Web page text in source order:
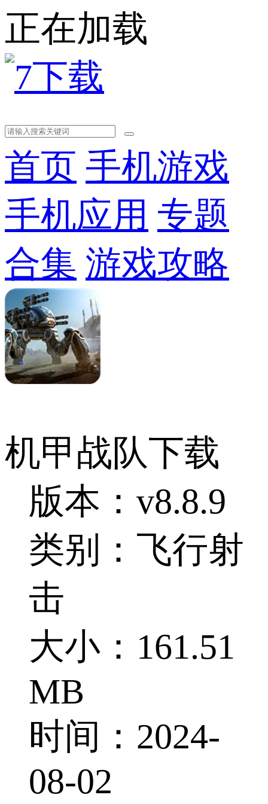
正在加载
首页 手机游戏
手机应用 专题
合集 游戏攻略
机甲战队下载
版本：v8.8.9
类别：飞行射
击
大小：161.51
MB
时间：2024-
08-02